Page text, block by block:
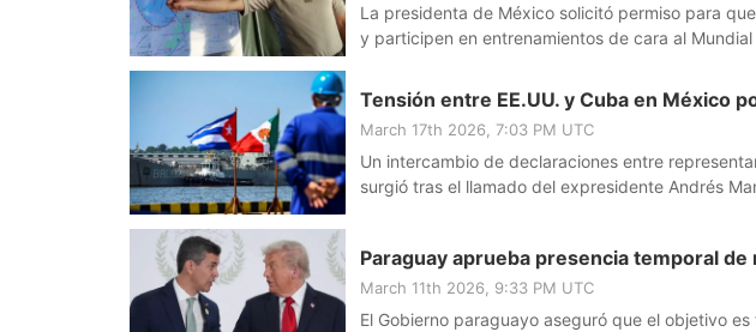
La presidenta de México solicitó permiso para
y participen en entrenamientos de cara al
Tensión entre EE.UU. y Cuba en México
March 17th 2026, 7:03 PM UTC
Un intercambio de declaraciones entre
surgió tras el llamado del expresidente Andrés
Paraguay aprueba presencia temporal de
March 11th 2026, 9:33 PM UTC
El Gobierno paraguayo aseguró que el objetivo